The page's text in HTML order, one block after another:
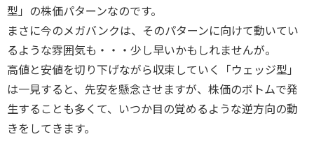
型」の株価パターンなのです。
まさに今のメガバンクは、そのパターンに向けて動いてい
るような雰囲気も・・・少し早いかもしれませんが。
高値と安値を切り下げながら収束していく「ウェッジ型」
は一見すると、先安を懸念させますが、株価のボトムで発
生することも多くて、いつか目の覚めるような逆方向の動
きをしてきます。